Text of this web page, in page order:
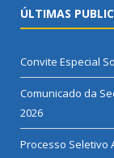
ÚLTIMAS
Convite Especial
Comunicado da
2026
Processo Seletivo